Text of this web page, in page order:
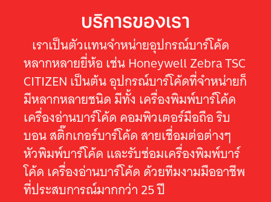
บริการของเรา
เราเป็นตัวแทนจำหน่ายอุปกรณ์บาร์โค้ด
หลากหลายยี่ห้อ เช่น Honeywell Zebra TSC
CITIZEN เป็นต้น อุปกรณ์บาร์โค้ดที่จำหน่ายก็
มีหลากหลายชนิด มีทั้ง เครื่องพิมพ์บาร์โค้ด
เครื่องอ่านบาร์โค้ด คอมพิวเตอร์มือถือ ริบ
บอน สติ๊กเกอร์บาร์โค้ด สายเชื่อมต่อต่างๆ
หัวพิมพ์บาร์โค้ด และรับซ่อมเครื่องพิมพ์บาร์
โค้ด เครื่องอ่านบาร์โค้ด ด้วยทีมงามมืออาชีพ
ที่ประสบการณ์มากกว่า 25 ปี